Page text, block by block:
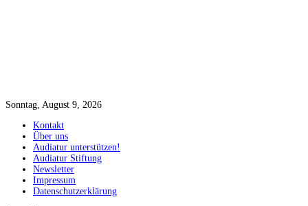
Sonntag, August 9, 2026
Kontakt
Über uns
Audiatur unterstützen!
Audiatur Stiftung
Newsletter
Impressum
Datenschutzerklärung